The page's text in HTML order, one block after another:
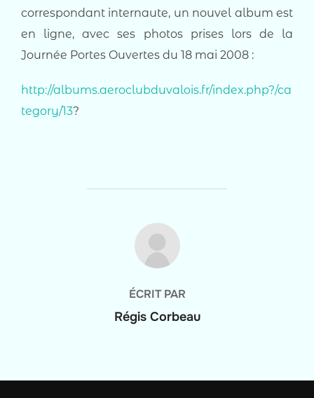
correspondant internaute, un nouvel album est
en ligne, avec ses photos prises lors de la
Journée Portes Ouvertes du 18 mai 2008 :
http://albums.aeroclubduvalois.fr/index.php?/ca
tegory/13?
AUTEUR DE LA PUBLICATION
ÉCRIT PAR
Régis Corbeau